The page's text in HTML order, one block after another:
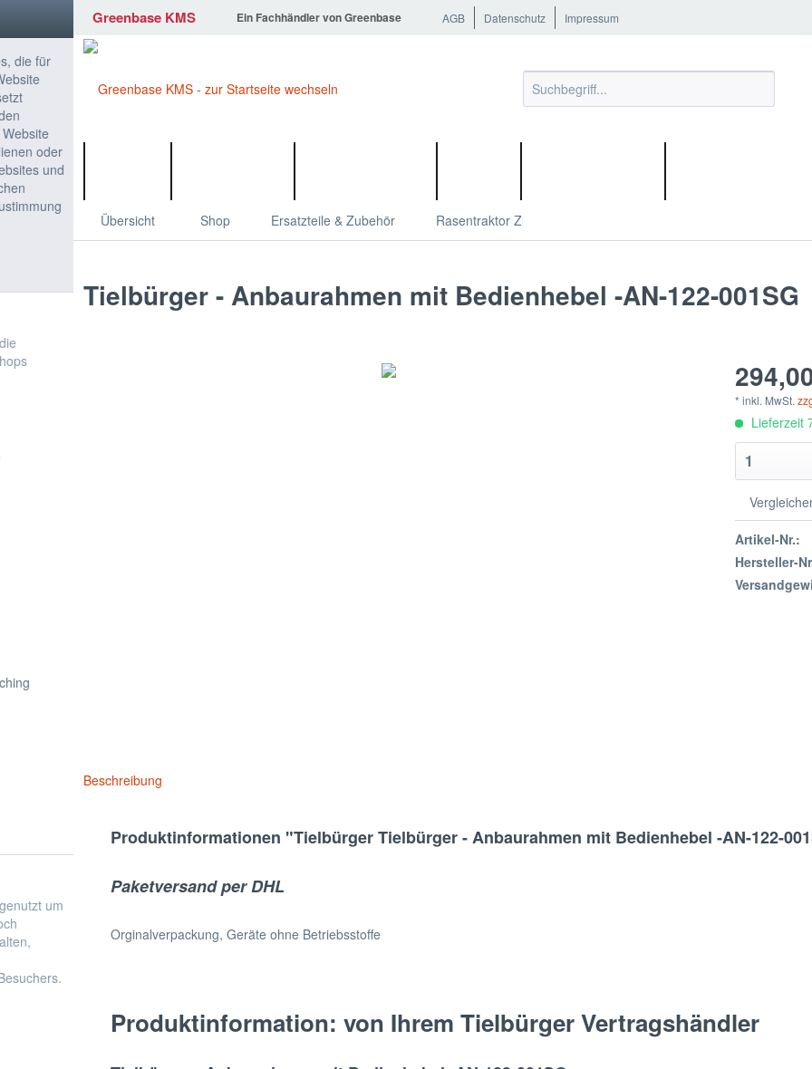
Greenbase KMS Ein Fachhändler von Greenbase AGB Datenschutz Impressum
Übersicht Shop Ersatzteile & Zubehör Rasentraktor Zubehör
Tielbürger - Anbaurahmen mit Bedienhebel -AN-122-001SG
* inkl. MwSt.
Lieferzeit
Artikel-Nr.:
Hersteller-
Beschreibung
Produktinformationen "Tielbürger Tielbürger - Anbaurahmen mit Bedienhebel -AN-122-
Paketversand per DHL
Orginalverpackung, Geräte ohne Betriebsstoffe
Produktinformation: von Ihrem Tielbürger Vertragshändler